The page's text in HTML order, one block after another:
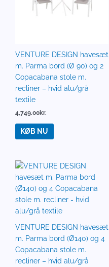
VENTURE DESIGN havesæt
m. Parma bord (Ø 90) og 2
Copacabana stole m.
recliner – hvid alu/grå
textile
4,749.00kr.
KØB NU
VENTURE DESIGN havesæt
m. Parma bord (Ø140) og 4
Copacabana stole m.
recliner – hvid alu/grå